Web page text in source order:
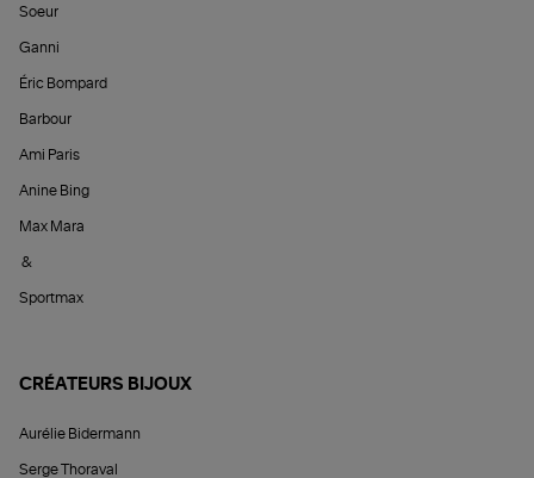
Soeur
Ganni
Éric Bompard
Barbour
Ami Paris
Anine Bing
Max Mara
&
Sportmax
CRÉATEURS BIJOUX
Aurélie Bidermann
Serge Thoraval